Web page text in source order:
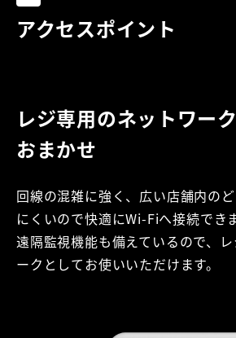
アクセスポイント
レジ専用のネットワー
おまかせ
回線の混雑に強く、広い店舗内の
にくいので快適にWi-Fiへ接続できま
遠隔監視機能も備えているので、
ークとしてお使いいただけます。